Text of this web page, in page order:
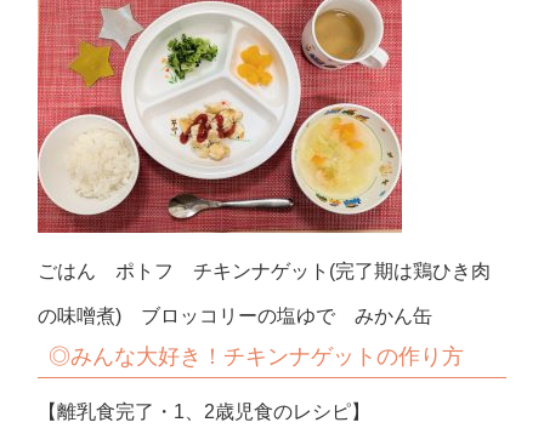
ごはん ポトフ チキンナゲット(完了期は鶏ひき肉
の味噌煮) ブロッコリーの塩ゆで みかん缶
◎みんな大好き！チキンナゲットの作り方
【離乳食完了・1、2歳児食のレシピ】